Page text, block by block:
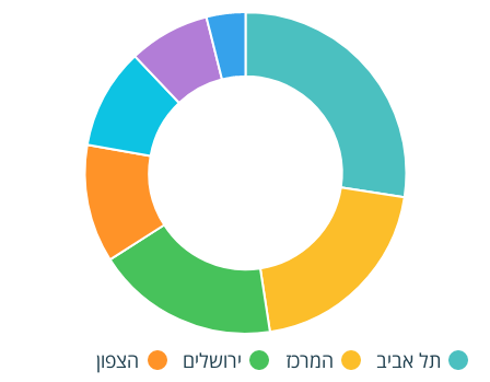
תל אביב המרכז ירושלים
הצפון